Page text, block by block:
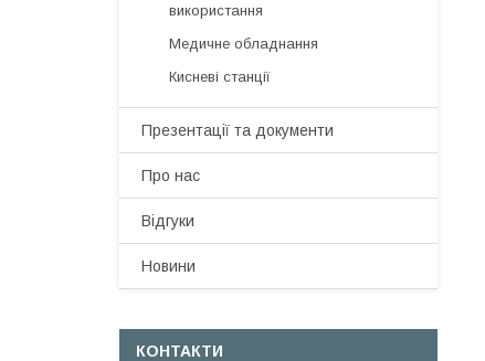
використання
Медичне обладнання
Кисневі станції
Презентації та документи
Про нас
Відгуки
Новини
КОНТАКТИ